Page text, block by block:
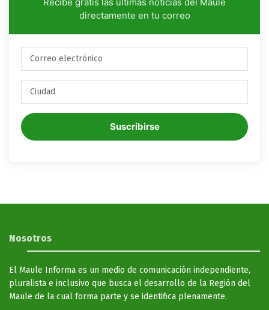
directamente en tu correo
Suscribirse
Nosotros
El Maule Informa es un medio de comunicación independiente,
pluralista e inclusivo que busca el desarrollo de la Región del
Maule de la cual forma parte y se identifica plenamente.